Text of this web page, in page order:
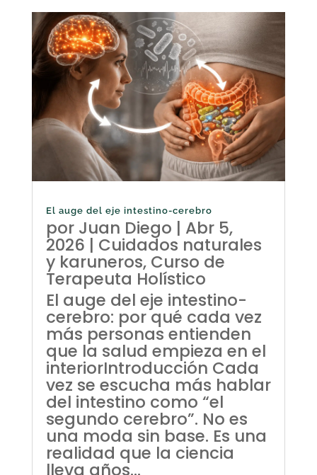
El auge del eje intestino-cerebro
por Juan Diego | Abr 5,
2026 | Cuidados naturales
y karuneros, Curso de
Terapeuta Holístico
El auge del eje intestino-
cerebro: por qué cada vez
más personas entienden
que la salud empieza en el
interiorIntroducción Cada
vez se escucha más hablar
del intestino como “el
segundo cerebro”. No es
una moda sin base. Es una
realidad que la ciencia
lleva años...